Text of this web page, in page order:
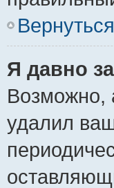
Я давно
Возможно,
удалил